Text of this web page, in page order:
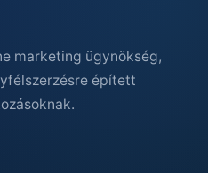
marketing ügynökség,
épített